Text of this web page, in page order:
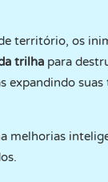
território, os
trilha para
expandindo
melhorias